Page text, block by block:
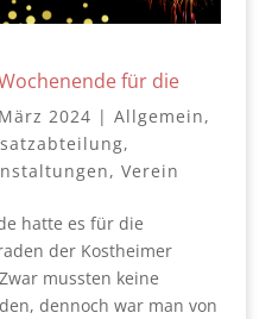
für die
2024 | Allgemein,
,
, Verein
hatte es für die
der Kostheimer
mussten keine
dennoch war man von